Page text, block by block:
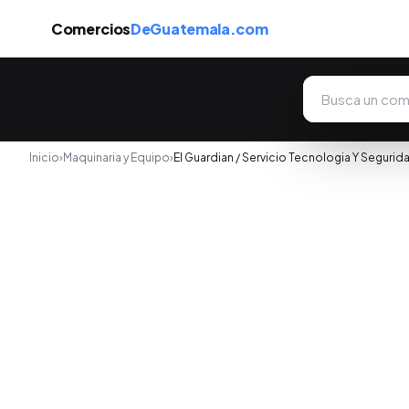
ComerciosDeGuatemala.com
Inicio› Maquinaria y Equipo› El Guardian / Servicio Tecnologia Y